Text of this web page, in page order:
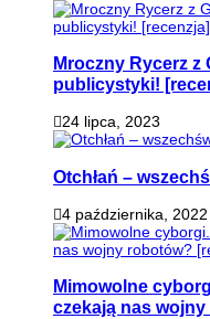
Mroczny Rycerz z
publicystyki!
24 lipca, 2023
Otchłań –
4 października, 2022
Mimowolne
czekają nas